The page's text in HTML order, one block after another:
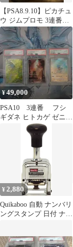
【PSA8.9.10】ピカチュ
ウ ジムプロモ 3連番
げきとうスパーク
¥49,000
PSA10 3連番 フシ
ギダネ ヒトカゲ ゼニガ
メ AR 151
¥ 2,880
Quikaboo 自動 ナンバリ
ングスタンプ 日付 ナン
連番 連続・複写対応 事